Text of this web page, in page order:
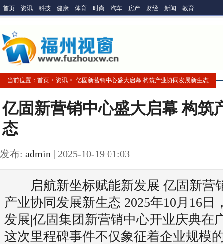
首页 资讯 科技 健康 体育 时尚 汽车 房产 财经 新闻 教育
当前位置： 首页 > 资讯 > 亿固新营销中心盛大启幕 构筑产业协同发展新生态
亿固新营销中心盛大启幕 构筑
态
发布: admin | 2025-10-19 01:03
启航新坐标赋能新发展 亿固新营
产业协同发展新生态 2025年10月16日
发展|亿固集团新营销中心开业庆典在
这次里程碑事件不仅象征着企业规模